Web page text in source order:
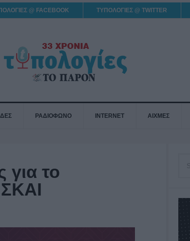
@ FACEBOOK ΤΥΠΟΛΟΓΙΕΣ @ TWITTER
ΡΑΔΙΟΦΩΝΟ INTERNET ΑΙΧΜΕΣ
για το